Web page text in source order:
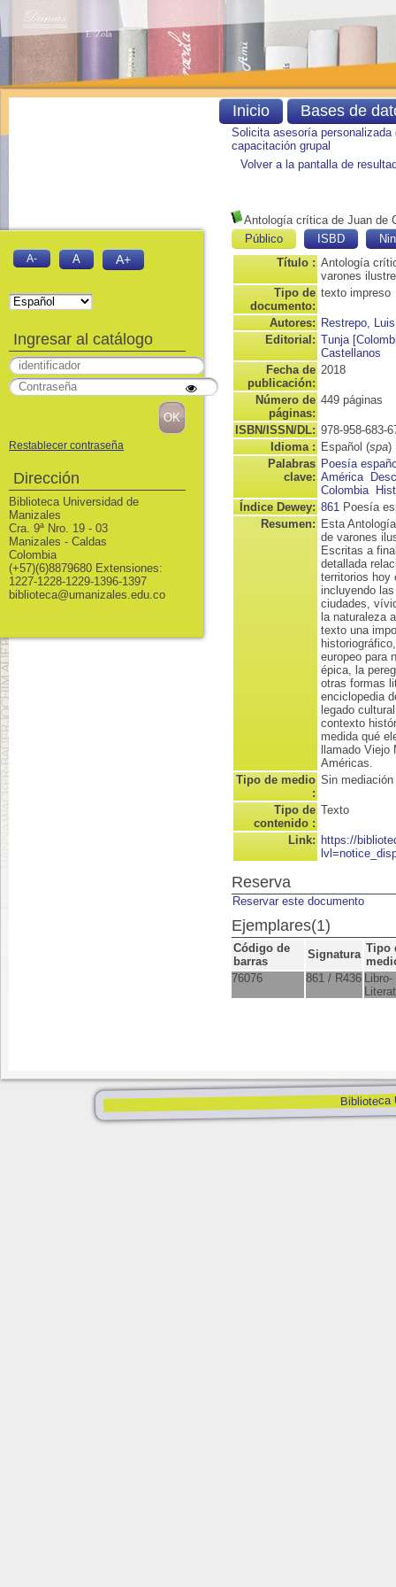
Solicita asesoría personalizada
capacitación grupal
Volver a la pantalla de
Antología crítica de Juan de
Público
ISBD
Título : Antología
varones
Tipo de
documento:
texto impreso
Autores: Restrepo,
Editorial: Tunja
Castellanos
Fecha de
publicación:
2018
Número de
páginas:
449 páginas
ISBN/ISSN/DL: 978-958-683-
Idioma : Español (spa)
Palabras
clave:
Poesía
América
Colombia
Índice Dewey: 861 Poesía
Resumen: Esta
de varones
Escritas a
detallada
territorios hoy
incluyendo
ciudades,
la naturaleza
texto una
europeo para
épica, la
otras formas
enciclopedia
legado
contexto
medida qué
llamado
Américas.
Tipo de medio
:
Sin mediación
Tipo de
contenido :
Texto
Link: https://
Reserva
Reservar este documento
Ejemplares(1)
Código de
barras
Signatura Tipo
76076
861 / R436 Libro-
Biblioteca
Inicio Bases de
A- A A+
Ingresar al catálogo
Restablecer contraseña
Dirección
Biblioteca Universidad de
Manizales
Cra. 9ª Nro. 19 - 03
Manizales - Caldas
Colombia
(+57)(6)8879680 Extensiones:
1227-1228-1229-1396-1397
biblioteca@umanizales.edu.co